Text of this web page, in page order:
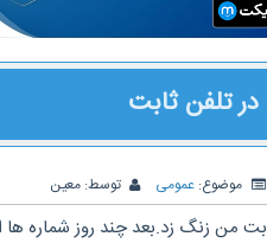
تلفن ثابت
موضوع: عمومی توسط: معین
من زنگ زد.بعد چند روز شماره